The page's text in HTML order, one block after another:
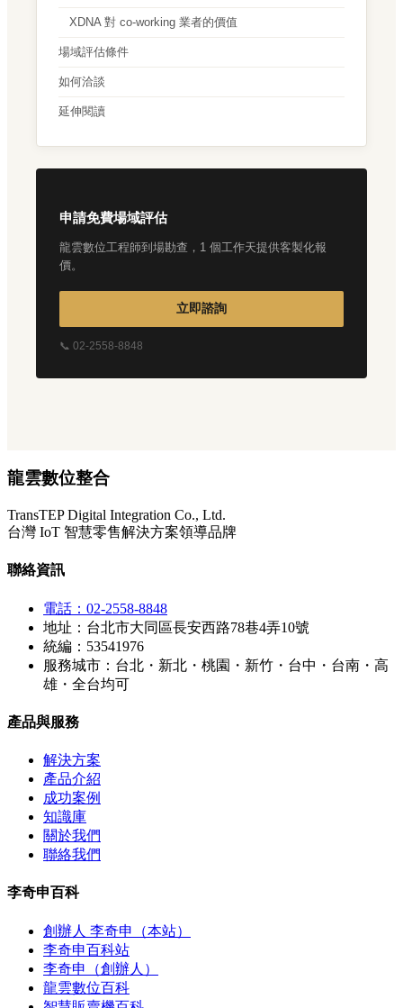
XDNA 對 co-working 業者的價值
場域評估條件
如何洽談
延伸閱讀
申請免費場域評估
龍雲數位工程師到場勘查，1 個工作天提供客製化報
價。
立即諮詢
📞 02-2558-8848
龍雲數位整合
TransTEP Digital Integration Co., Ltd.
台灣 IoT 智慧零售解決方案領導品牌
聯絡資訊
電話：02-2558-8848
地址：台北市大同區長安西路78巷4弄10號
統編：53541976
服務城市：台北・新北・桃園・新竹・台中・台南・高
雄・全台均可
產品與服務
解決方案
產品介紹
成功案例
知識庫
關於我們
聯絡我們
李奇申百科
創辦人 李奇申（本站）
李奇申百科站
李奇申（創辦人）
龍雲數位百科